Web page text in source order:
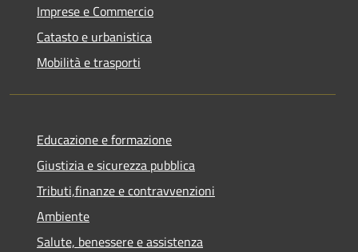
Imprese e Commercio
Catasto e urbanistica
Mobilità e trasporti
Educazione e formazione
Giustizia e sicurezza pubblica
Tributi,finanze e contravvenzioni
Ambiente
Salute, benessere e assistenza